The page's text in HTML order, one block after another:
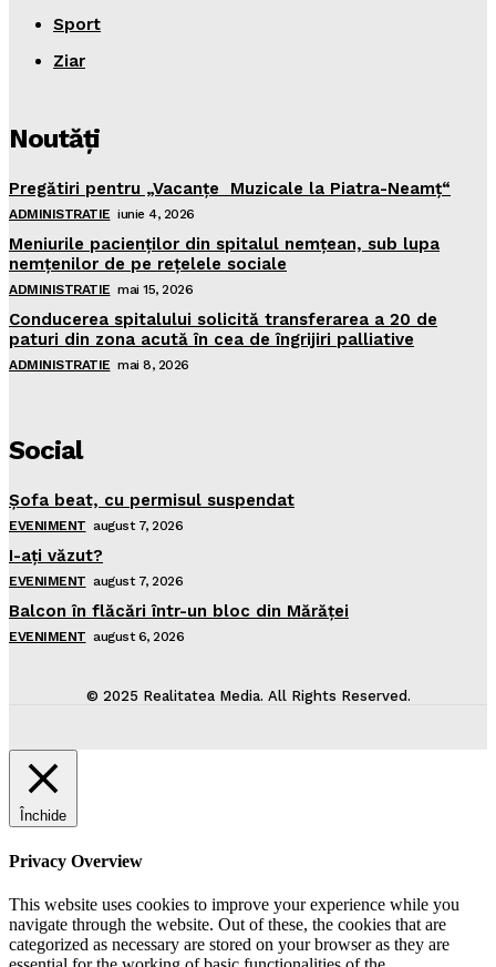
Sport
Ziar
Noutăţi
Pregătiri pentru „Vacanţe Muzicale la Piatra-Neamţ“
ADMINISTRATIE iunie 4, 2026
Meniurile pacienţilor din spitalul nemţean, sub lupa
nemţenilor de pe reţelele sociale
ADMINISTRATIE mai 15, 2026
Conducerea spitalului solicită transferarea a 20 de
paturi din zona acută în cea de îngrijiri palliative
ADMINISTRATIE mai 8, 2026
Social
Şofa beat, cu permisul suspendat
EVENIMENT august 7, 2026
I-aţi văzut?
EVENIMENT august 7, 2026
Balcon în flăcări într-un bloc din Mărăţei
EVENIMENT august 6, 2026
© 2025 Realitatea Media. All Rights Reserved.
Închide
Privacy Overview
This website uses cookies to improve your experience while you
navigate through the website. Out of these, the cookies that are
categorized as necessary are stored on your browser as they are